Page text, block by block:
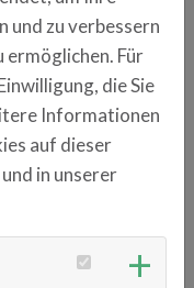
und zu verbessern
ermöglichen. Für
die Sie
Informationen
auf dieser
und in unserer